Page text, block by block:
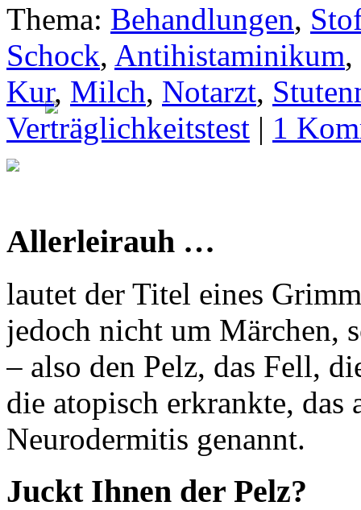
Thema: Behandlungen,
Schock, Antihistaminikum,
Kur, Milch, Notarzt,
Verträglichkeitstest | 1
Allerleirauh …
lautet der Titel eines
jedoch nicht um Märchen,
– also den Pelz, das Fell,
die atopisch erkrankte,
Neurodermitis genannt.
Juckt Ihnen der Pelz?